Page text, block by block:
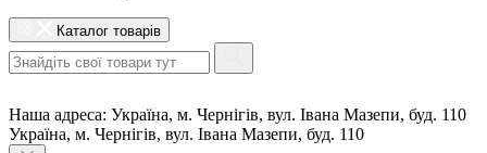
Каталог товарів
Наша адреса: Україна, м. Чернігів, вул. Івана Мазепи, буд. 110
Україна, м. Чернігів, вул. Івана Мазепи, буд. 110